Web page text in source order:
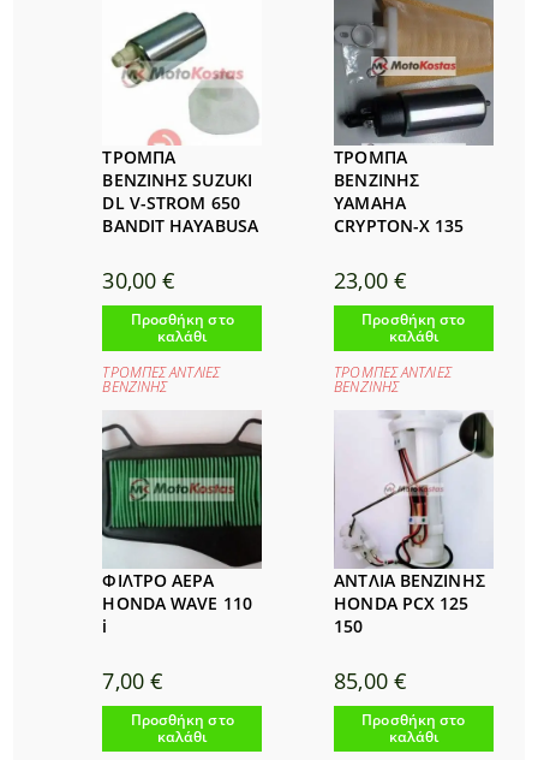
ΤΡΟΜΠΑ
ΒΕΝΖΙΝΗΣ SUZUKI
DL V-STROM 650
BANDIT HAYABUSA
30,00€
Προσθήκη στο
καλάθι
ΤΡΟΜΠΕΣ ΑΝΤΛΙΕΣ
ΒΕΝΖΙΝΗΣ
ΤΡΟΜΠΑ
ΒΕΝΖΙΝΗΣ
YAMAHA
CRYPTON-X 135
23,00 €
Προσθήκη στο
καλάθι
ΤΡΟΜΠΕΣ ΑΝΤΛΙΕΣ
ΒΕΝΖΙΝΗΣ
ΦΙΛΤΡΟ ΑΕΡΑ
HONDA WAVE 110
i
7,00 €
Προσθήκη στο
καλάθι
ΑΝΤΛΙΑ ΒΕΝΖΙΝΗΣ
HONDA PCX 125
150
85,00 €
Προσθήκη στο
καλάθι